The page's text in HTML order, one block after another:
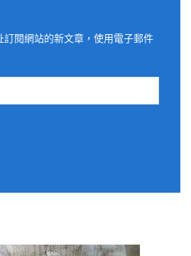
閱網站的新文章，使用電子郵件